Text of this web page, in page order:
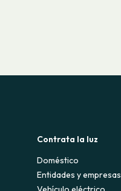
Contrata la luz
Doméstico
Entidades y empresas